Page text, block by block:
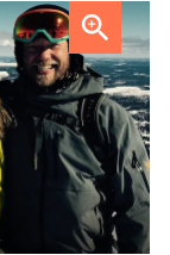
två av
För
Invest ab